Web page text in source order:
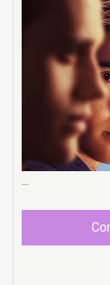
...